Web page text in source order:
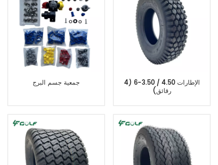
جمعية جسم البرج
الإطارات 4.50 / 3.50-6 (4
رقائق)